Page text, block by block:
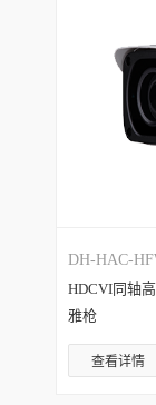
DH-HAC-
HDCVI同轴
雅枪
查看详情